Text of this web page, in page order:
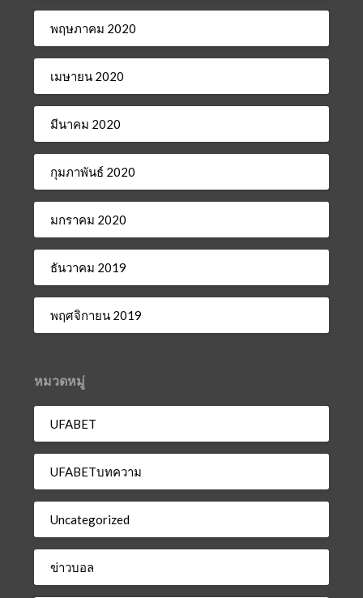
พฤษภาคม 2020
เมษายน 2020
มีนาคม 2020
กุมภาพันธ์ 2020
มกราคม 2020
ธันวาคม 2019
พฤศจิกายน 2019
หมวดหมู่
UFABET
UFABETบทความ
Uncategorized
ข่าวบอล